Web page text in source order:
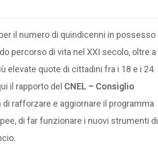
il numero di quindicenni in possesso
percorso di vita nel XXI secolo, oltre a
elevate quote di cittadini fra i 18 e i 24
il rapporto del CNEL – Consiglio
rafforzare e aggiornare il programma
di far funzionare i nuovi strumenti di